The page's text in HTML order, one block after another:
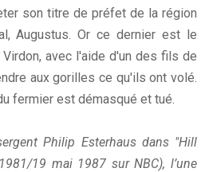
son titre de préfet de la région
Augustus. Or ce dernier est le
avec l'aide d'un des fils de
aux gorilles ce qu'ils ont volé.
fermier est démasqué et tué.
Philip Esterhaus dans "Hill
19 mai 1987 sur NBC), l’une